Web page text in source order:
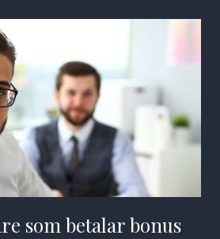
som betalar bonus